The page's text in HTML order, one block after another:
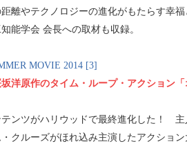
離やテクノロジーの進化がもたらす幸
能学会 会長への取材も収録。
MOVIE 2014 [3]
坂洋原作のタイム・ループ・アクション
ンツがハリウッドで最終進化した！ 主
クルーズがほれ込み主演したアクショ